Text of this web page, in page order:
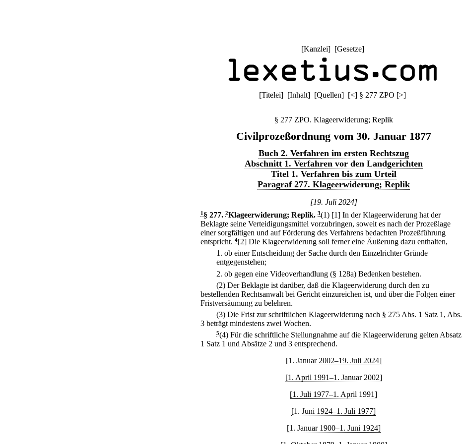
[Kanzlei] [Gesetze]
[Titelei] [Inhalt] [Quellen] [<] § 277 ZPO [>]
§ 277 ZPO. Klageerwiderung; Replik
Civilprozeßordnung vom 30. Januar 1877
Buch 2. Verfahren im ersten Rechtszug
Abschnitt 1. Verfahren vor den Landgerichten
Titel 1. Verfahren bis zum Urteil
Paragraf 277. Klageerwiderung; Replik
[19. Juli 2024]
1 § 277. 2Klageerwiderung; Replik. 3(1) [1] In der Klageerwiderung hat der
Beklagte seine Verteidigungsmittel vorzubringen, soweit es nach der Prozeßlage
einer sorgfältigen und auf Förderung des Verfahrens bedachten Prozeßführung
entspricht. 4[2] Die Klageerwiderung soll ferner eine Äußerung dazu enthalten,
1. ob einer Entscheidung der Sache durch den Einzelrichter Gründe
entgegenstehen;
2. ob gegen eine Videoverhandlung (§ 128a) Bedenken bestehen.
(2) Der Beklagte ist darüber, daß die Klageerwiderung durch den zu
bestellenden Rechtsanwalt bei Gericht einzureichen ist, und über die Folgen einer
Fristversäumung zu belehren.
(3) Die Frist zur schriftlichen Klageerwiderung nach § 275 Abs. 1 Satz 1, Abs.
3 beträgt mindestens zwei Wochen.
5(4) Für die schriftliche Stellungnahme auf die Klageerwiderung gelten Absatz
1 Satz 1 und Absätze 2 und 3 entsprechend.
[1. Januar 2002–19. Juli 2024]
[1. April 1991–1. Januar 2002]
[1. Juli 1977–1. April 1991]
[1. Juni 1924–1. Juli 1977]
[1. Januar 1900–1. Juni 1924]